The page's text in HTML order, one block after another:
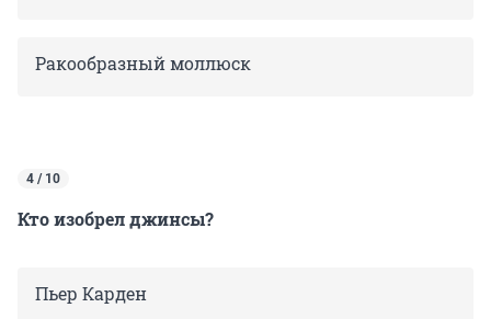
Ракообразный моллюск
4 / 10
Кто изобрел джинсы?
Пьер Карден